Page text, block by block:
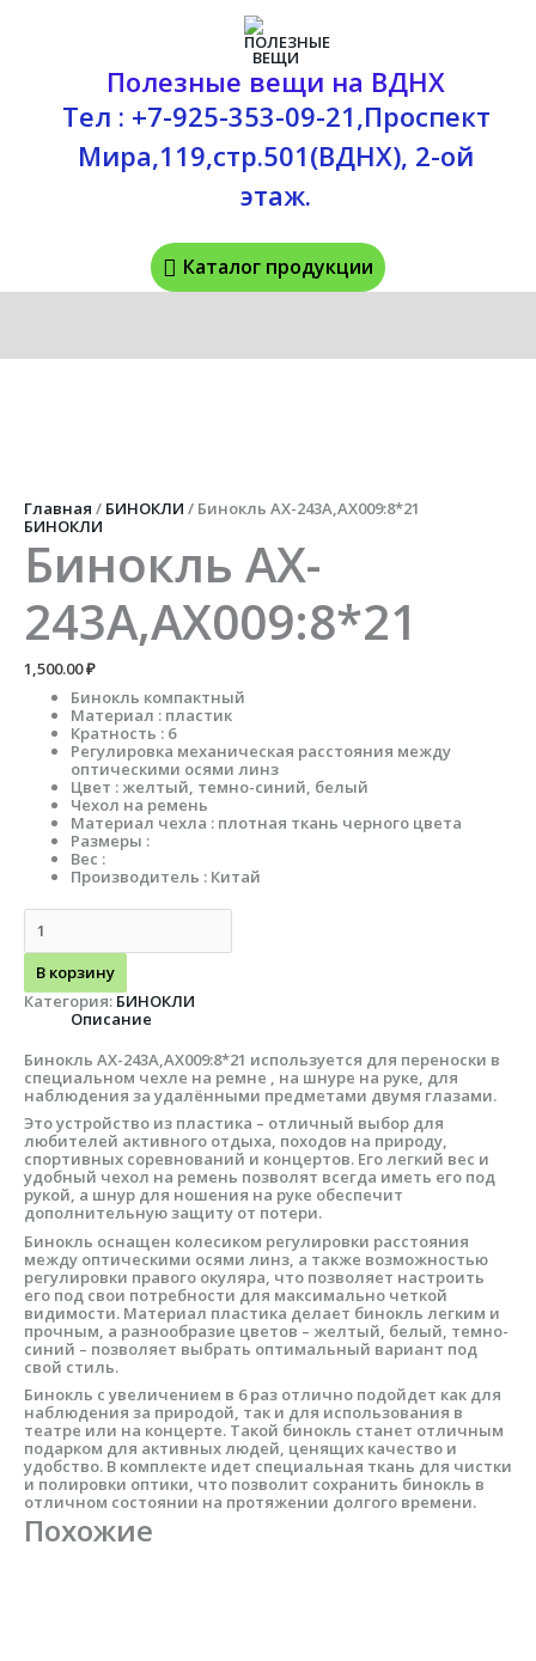
Полезные вещи на ВДНХ
Тел : +7-925-353-09-21,Проспект
Мира,119,стр.501(ВДНХ), 2-ой
этаж.
Каталог
продукции
Каталог продукции
Главная / БИНОКЛИ / Бинокль AX-243A,AX009:8*21
БИНОКЛИ
Бинокль AX-
243A,AX009:8*21
1,500.00₽
Бинокль компактный
Материал : пластик
Кратность : 6
Регулировка механическая расстояния между
оптическими осями линз
Цвет : желтый, темно-синий, белый
Чехол на ремень
Материал чехла : плотная ткань черного цвета
Размеры :
Вес :
Производитель : Китай
243A,AX009:8*21
В корзину
Категория: БИНОКЛИ
Описание
Бинокль AX-243A,AX009:8*21 используется для переноски в
специальном чехле на ремне , на шнуре на руке, для
наблюдения за удалёнными предметами двумя глазами.
Это устройство из пластика – отличный выбор для
любителей активного отдыха, походов на природу,
спортивных соревнований и концертов. Его легкий вес и
удобный чехол на ремень позволят всегда иметь его под
рукой, а шнур для ношения на руке обеспечит
дополнительную защиту от потери.
Бинокль оснащен колесиком регулировки расстояния
между оптическими осями линз, а также возможностью
регулировки правого окуляра, что позволяет настроить
его под свои потребности для максимально четкой
видимости. Материал пластика делает бинокль легким и
прочным, а разнообразие цветов – желтый, белый, темно-
синий – позволяет выбрать оптимальный вариант под
свой стиль.
Бинокль с увеличением в 6 раз отлично подойдет как для
наблюдения за природой, так и для использования в
театре или на концерте. Такой бинокль станет отличным
подарком для активных людей, ценящих качество и
удобство. В комплекте идет специальная ткань для чистки
и полировки оптики, что позволит сохранить бинокль в
отличном состоянии на протяжении долгого времени.
Похожие